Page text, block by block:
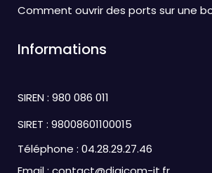
Comment ouvrir des ports sur une
Informations
SIREN : 980 086 011
SIRET : 98008601100015
Téléphone : 04.28.29.27.46